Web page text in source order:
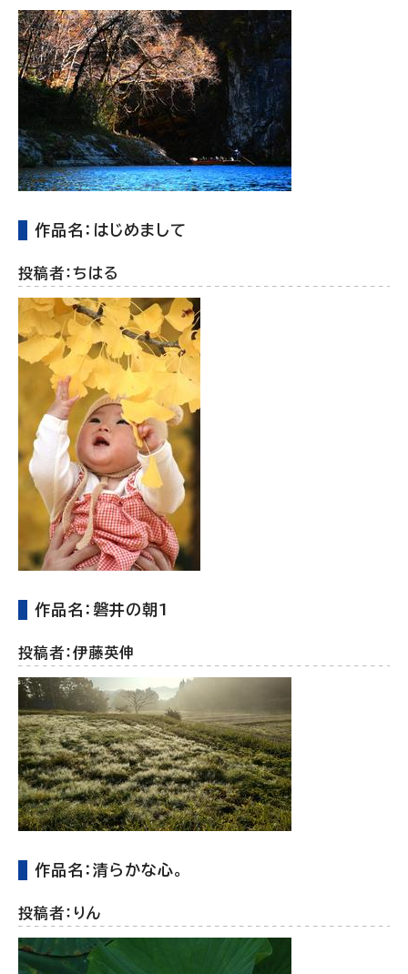
作品名：はじめまして
投稿者：ちはる
作品名：磐井の朝1
投稿者：伊藤英伸
作品名：清らかな心。
投稿者：りん